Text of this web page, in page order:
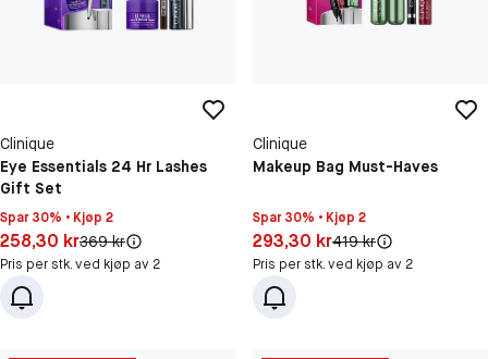
Clinique
Eye Essentials 24 Hr Lashes
Gift Set
Spar 30% • Kjøp 2
Pris: 258,30 kr
258,30 krOriginal pris:
369 kr
Pris per stk. ved kjøp av 2
Clinique
Makeup Bag Must-Haves
Spar 30% • Kjøp 2
Pris: 293,30 kr
293,30 krOriginal pris:
419 kr
Pris per stk. ved kjøp av 2